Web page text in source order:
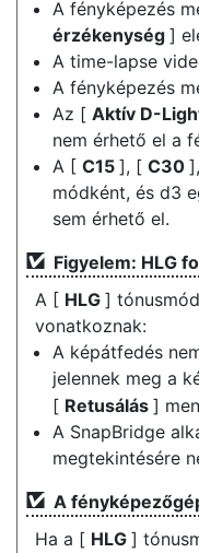
A fényképezés
érzékenység ]
A time-lapse
A fényképezés
Az [ Aktív D-
nem érhető el a
A [ C15 ], [ C30
módként, és d3
sem érhető el.
Figyelem: HLG
A [ HLG ]
vonatkoznak:
A képátfedés
jelennek meg a
[ Retusálás ]
A SnapBridge
megtekintésére
A
Ha a [ HLG ]